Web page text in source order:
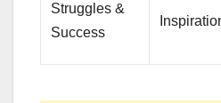
Struggles &
Success